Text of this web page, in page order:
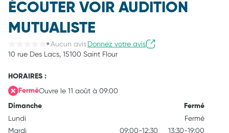
ÉCOUTER VOIR AUDITION
MUTUALISTE
Aucun avisDonnez votre avis
10 rue Des Lacs, 15100 Saint Flour
HORAIRES :
FerméOuvre le 11 août à 09:00
Dimanche Fermé
Lundi
Fermé
Mardi
09:00-12:30
13:30-19:00